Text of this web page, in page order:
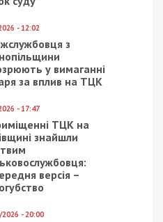
4/04/2019 - 17:37
В Днепре
погиб под колесами